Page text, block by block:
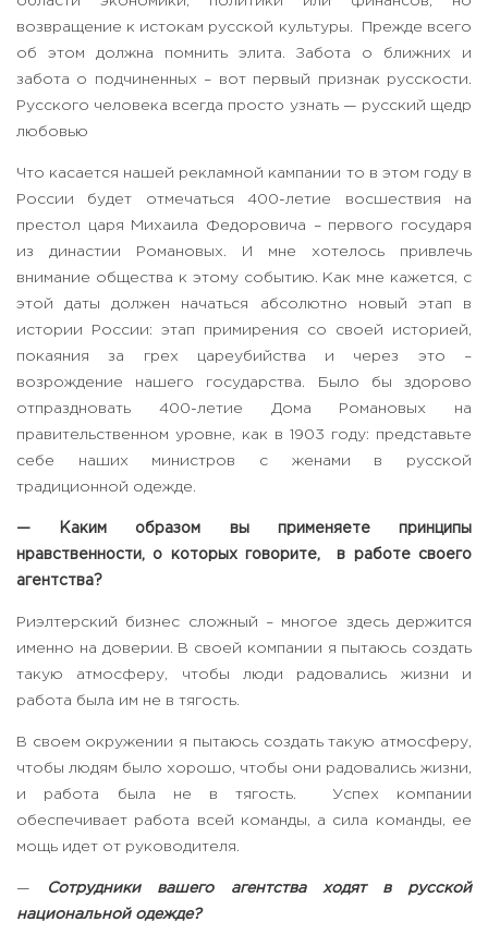
возвращение к истокам русской культуры. Прежде всего
об этом должна помнить элита. Забота о ближних и
забота о подчиненных – вот первый признак русскости.
Русского человека всегда просто узнать — русский щедр
любовью
Что касается нашей рекламной кампании то в этом году в
России будет отмечаться 400-летие восшествия на
престол царя Михаила Федоровича – первого государя
из династии Романовых. И мне хотелось привлечь
внимание общества к этому событию. Как мне кажется, с
этой даты должен начаться абсолютно новый этап в
истории России: этап примирения со своей историей,
покаяния за грех цареубийства и через это –
возрождение нашего государства. Было бы здорово
отпраздновать 400-летие Дома Романовых на
правительственном уровне, как в 1903 году: представьте
себе наших министров с женами в русской
традиционной одежде.
— Каким образом вы применяете принципы
нравственности, о которых говорите, в работе своего
агентства?
Риэлтерский бизнес сложный – многое здесь держится
именно на доверии. В своей компании я пытаюсь создать
такую атмосферу, чтобы люди радовались жизни и
работа была им не в тягость.
В своем окружении я пытаюсь создать такую атмосферу,
чтобы людям было хорошо, чтобы они радовались жизни,
и работа была не в тягость. Успех компании
обеспечивает работа всей команды, а сила команды, ее
мощь идет от руководителя.
—
Сотрудники вашего агентства ходят в русской
национальной одежде?